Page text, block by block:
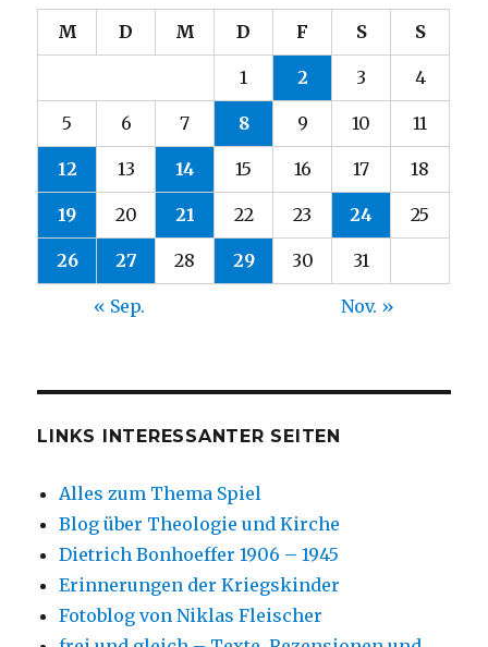
M D M D F S S
1 2 3 4
5 6 7 8 9 10 11
12 13 14 15 16 17 18
19 20 21 22 23 24 25
26 27 28 29 30 31
« Sep. Nov. »
LINKS INTERESSANTER SEITEN
Alles zum Thema Spiel
Blog über Theologie und Kirche
Dietrich Bonhoeffer 1906 – 1945
Erinnerungen der Kriegskinder
Fotoblog von Niklas Fleischer